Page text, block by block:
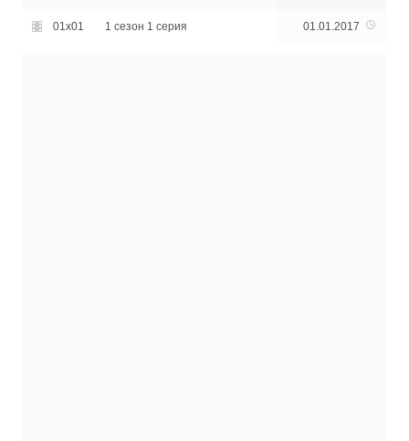
01x01 1 сезон 1 серия 01.01.2017